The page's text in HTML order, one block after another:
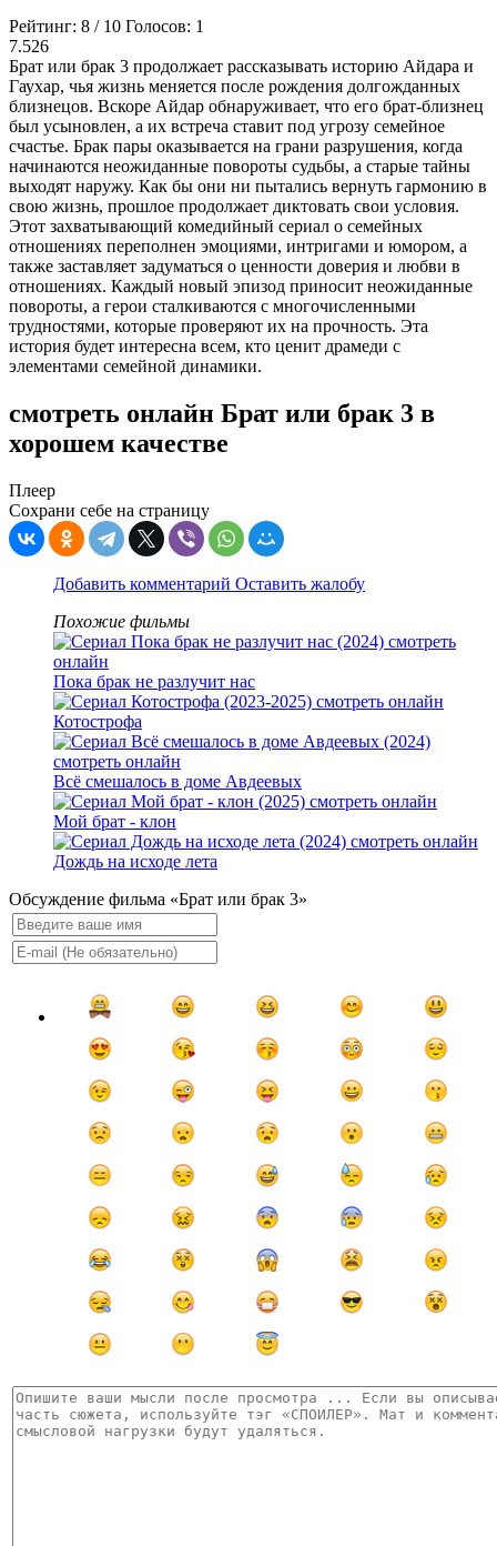
Рейтинг: 8 / 10 Голосов: 1
7.526
Брат или брак 3 продолжает рассказывать историю Айдара и
Гаухар, чья жизнь меняется после рождения долгожданных
близнецов. Вскоре Айдар обнаруживает, что его брат-близнец
был усыновлен, а их встреча ставит под угрозу семейное
счастье. Брак пары оказывается на грани разрушения, когда
начинаются неожиданные повороты судьбы, а старые тайны
выходят наружу. Как бы они ни пытались вернуть гармонию в
свою жизнь, прошлое продолжает диктовать свои условия.
Этот захватывающий комедийный сериал о семейных
отношениях переполнен эмоциями, интригами и юмором, а
также заставляет задуматься о ценности доверия и любви в
отношениях. Каждый новый эпизод приносит неожиданные
повороты, а герои сталкиваются с многочисленными
трудностями, которые проверяют их на прочность. Эта
история будет интересна всем, кто ценит драмеди с
элементами семейной динамики.
смотреть онлайн Брат или брак 3 в
хорошем качестве
Плеер
Сохрани себе на страницу
Добавить комментарий Оставить жалобу
Похожие фильмы
Пока брак не разлучит нас
Котострофа
Всё смешалось в доме Авдеевых
Мой брат - клон
Дождь на исходе лета
Обсуждение фильма «Брат или брак 3»